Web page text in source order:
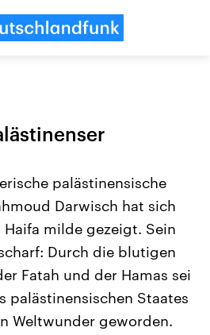
6.
USA
Aktuelle Beiträge,
Hintergründe
Wirtschaftlich und
gehören die Vereinigten
palästinensische
Darwisch hat sich
milde gezeigt. Sein
Durch die blutigen
Fatah und der Hamas sei
palästinensischen Staates
Weltwunder geworden.